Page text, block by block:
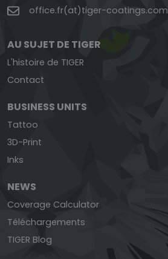
office.fr(at)tiger-coatings.com
AU SUJET DE TIGER
L'histoire de TIGER
Contact
BUSINESS UNITS
Tattoo
3D-Print
Inks
NEWS
Coverage Calculator
Téléchargements
TIGER Blog